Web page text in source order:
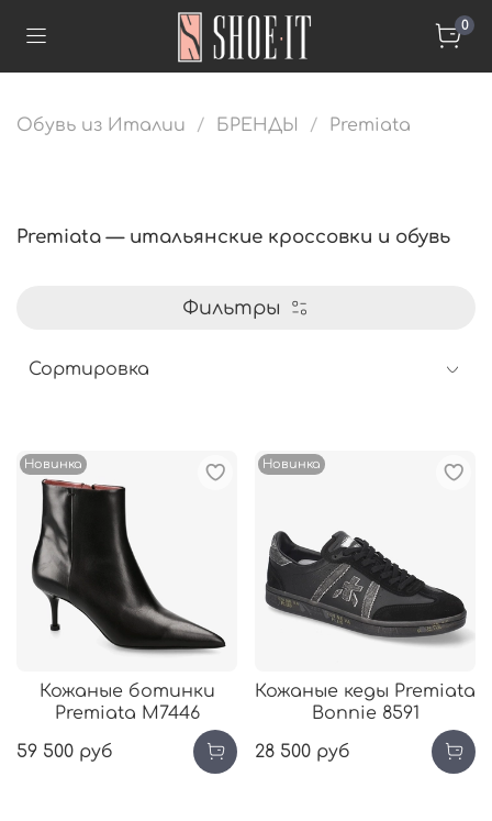
0
Обувь из Италии БРЕНДЫ Premiata
Premiata — итальянские кроссовки и обувь
Фильтры
Новинка
Кожаные ботинки
Premiata М7446
59 500 руб
Новинка
Кожаные кеды Premiata
Bonnie 8591
28 500 руб